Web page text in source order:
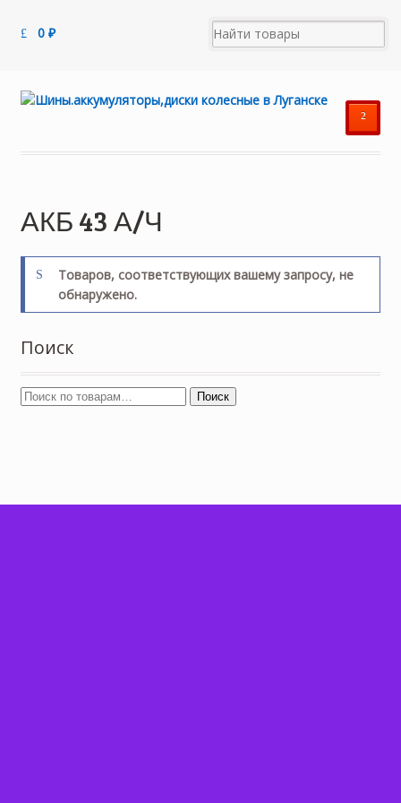
0₽
²
АКБ 43 А/Ч
Товаров, соответствующих вашему запросу, не
обнаружено.
Поиск
Поиск